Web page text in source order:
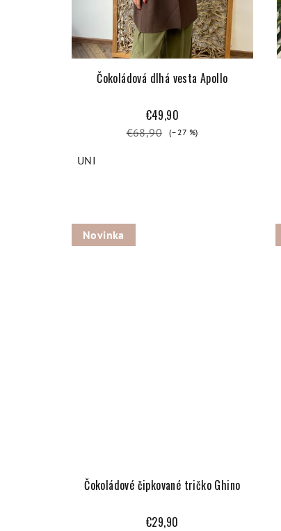
Čokoládová dlhá vesta Apollo
€49,90
€68,90 (–27 %)
UNI
Novinka
Čokoládové čipkované tričko Ghino
€29,90